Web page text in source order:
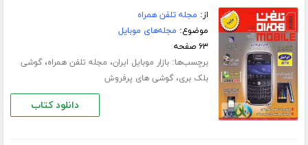
از: مجله تلفن همراه
موضوع: مجله‌های موبایل
۶۳ صفحه
برچسب‌ها:بازار موبایل ایران، مجله تلفن همراه،گوشی
بلک بری،گوشی های پرفروش
دانلود کتاب